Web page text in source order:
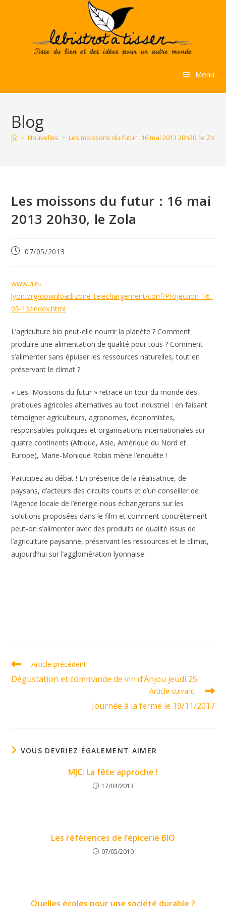
Menu
Blog
> Nouvelles > Les moissons du futur : 16 mai 2013 20h30, le Zola
Les moissons du futur : 16 mai
2013 20h30, le Zola
Publication
07/05/2013
www.ale-
lyon.org/download/zone_telechargement/conf/Projection_16-
05-13/index.html
L’agriculture bio peut-elle nourrir la planète ? Comment
produire une alimentation de qualité pour tous ? Comment
s’alimenter sans épuiser les ressources naturelles, tout en
préservant le climat ?
« Les Moissons du futur » retrace un tour du monde des
pratiques agricoles alternatives au tout industriel : en faisant
témoigner agriculteurs, agronomes, économistes,
responsables politiques et organisations internationales sur
quatre continents (Afrique, Asie, Amérique du Nord et
Europe), Marie-Monique Robin mène l’enquête !
Participez au débat ! En présence de la réalisatrice, de
paysans, d’acteurs des circuits courts et d’un conseiller de
l’Agence locale de l’énergie nous échangerons sur les
solutions proposées dans le film et comment concrètement
peut-on s’alimenter avec des produits de qualité issus de
l’agriculture paysanne, préservant les ressources et le climat,
aujourd’hui sur l’agglomération lyonnaise.
Read
articles
Article précédent
Dégustation et commande de vin d’Anjou jeudi 25
Article suivant
Journée à la ferme le 19/11/2017
VOUS DEVRIEZ ÉGALEMENT AIMER
MJC: La fête approche !
17/04/2013
Les références de l’épicerie BIO
07/05/2010
Quelles écoles pour une société durable ?